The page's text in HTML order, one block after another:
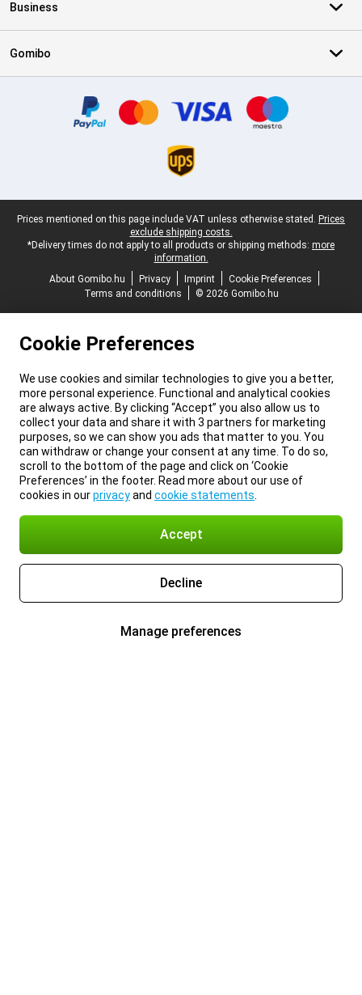
Business
Gomibo
Legal footer
Prices mentioned on this page include VAT unless otherwise stated. Prices
exclude shipping costs.
*Delivery times do not apply to all products or shipping methods: more
information.
About Gomibo.hu
Privacy Imprint
Cookie Preferences
Terms and conditions
© 2026 Gomibo.hu
Cookie Preferences
We use cookies and similar technologies to give you a better,
more personal experience. Functional and analytical cookies
are always active. By clicking “Accept” you also allow us to
collect your data and share it with 3 partners for marketing
purposes, so we can show you ads that matter to you. You
can withdraw or change your consent at any time. To do so,
scroll to the bottom of the page and click on ‘Cookie
Preferences’ in the footer. Read more about our use of
cookies in ourprivacyand cookie statements
Accept
Decline
Manage preferences